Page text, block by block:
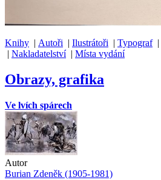
Knihy | Autoři | Ilustrátoři | Typograf|
| Nakladatelství| Místa vydání
Obrazy, grafika
Ve lvích spárech
Autor
Burian Zdeněk (1905-1981)